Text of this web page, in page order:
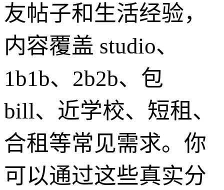
友帖子和生活经验，
内容覆盖 studio、
1b1b、2b2b、包
bill、近学校、短租、
合租等常见需求。你
可以通过这些真实分